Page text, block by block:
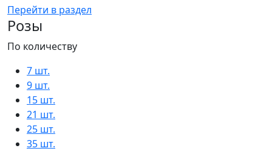
Перейти в раздел
Розы
По количеству
7 шт.
9 шт.
15 шт.
21 шт.
25 шт.
35 шт.